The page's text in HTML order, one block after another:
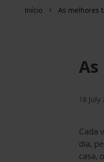
Início As melhores
18 July
Cada
dia,
casa,